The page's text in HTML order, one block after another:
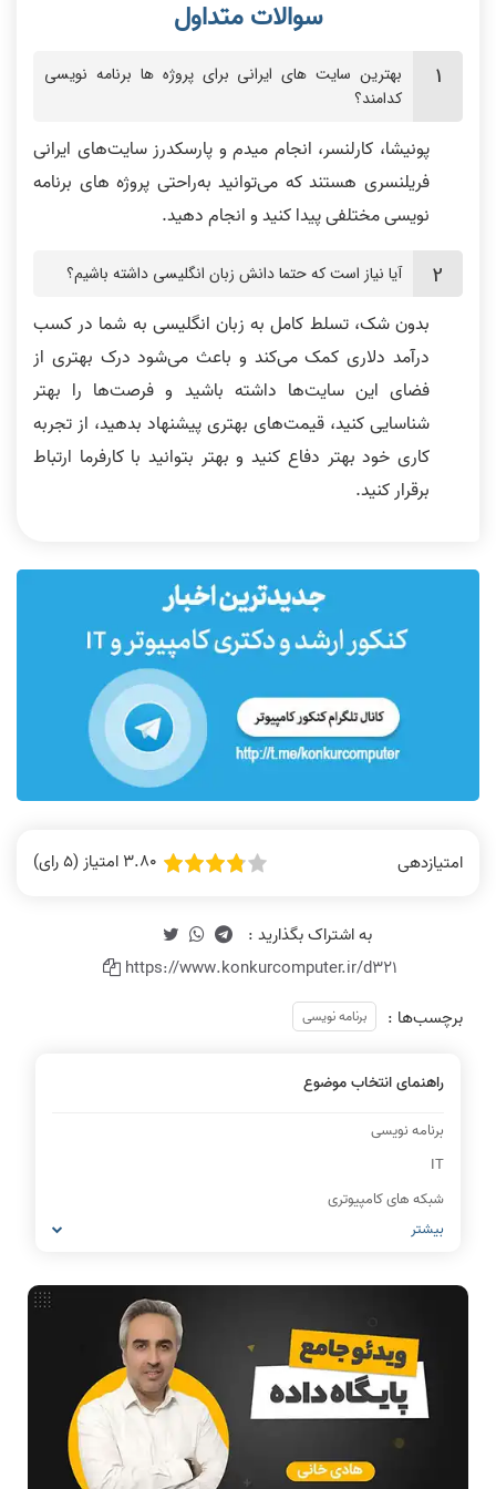
بهترین سایت های ایرانی برای پروژه ها برنامه نویسی
کدامند؟
پونیشا، کارلنسر، انجام میدم و پارسکدرز سایت‌های ایرانی
فریلنسری هستند که می‌توانید به‌راحتی پروژه های برنامه
نویسی مختلفی پیدا کنید و انجام دهید.
آیا نیاز است که حتما دانش زبان انگلیسی داشته باشیم؟
بدون شک، تسلط کامل به زبان انگلیسی به شما در کسب
درآمد دلاری کمک می‌کند و باعث می‌شود درک بهتری از
فضای این سایت‌ها داشته باشید و فرصت‌ها را بهتر
شناسایی کنید، قیمت‌های بهتری پیشنهاد بدهید، از تجربه
کاری خود بهتر دفاع کنید و بهتر بتوانید با کارفرما ارتباط
برقرار کنید.
امتیازدهی 3.80 امتیاز (5 رای)
https://www.konkurcomputer.ir/d321
برچسب‌ها :
برنامه نویسی
راهنمای انتخاب موضوع
برنامه نویسی
IT
شبکه های کامپیوتری
مشاغل رشته کامپیوتر
مدار منطقی
ساختمان داده
طراحی الگوریتم
هوش مصنوعی
فیلم حل سوال و تست
بیشتر